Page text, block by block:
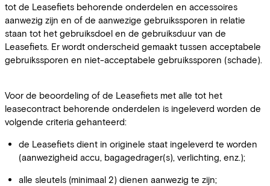
tot de Leasefiets behorende onderdelen en accessoires
aanwezig zijn en of de aanwezige gebruikssporen in relatie
staan tot het gebruiksdoel en de gebruiksduur van de
Leasefiets. Er wordt onderscheid gemaakt tussen acceptabele
gebruikssporen en niet-acceptabele gebruikssporen (schade).
Voor de beoordeling of de Leasefiets met alle tot het
leasecontract behorende onderdelen is ingeleverd worden de
volgende criteria gehanteerd:
de Leasefiets dient in originele staat ingeleverd te worden
(aanwezigheid accu, bagagedrager(s), verlichting, enz.);
alle sleutels (minimaal 2) dienen aanwezig te zijn;